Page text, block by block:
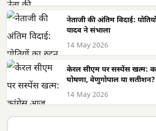
नेताजी की अंतिम विदाई:
यादव ने संभाला
14 May 2026
केरल सीएम पर सस्पेंस खत्म:
घोषणा, वेणुगोपाल या सतीशन?
14 May 2026